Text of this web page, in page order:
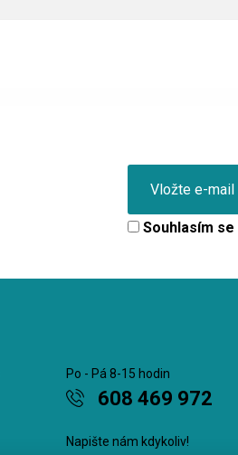
Souhlasím se
Po - Pá 8-15 hodin
608 469 972
Napište nám kdykoliv!